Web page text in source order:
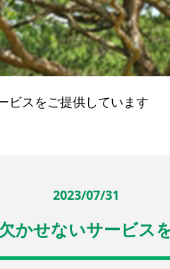
ビスをご提供しています
2023/07/31
かせないサービス